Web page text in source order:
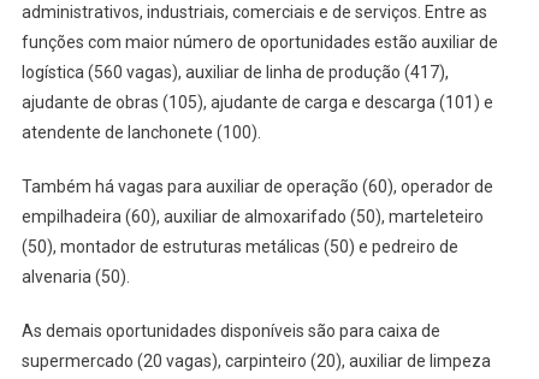
administrativos, industriais, comerciais e de serviços. Entre as
funções com maior número de oportunidades estão auxiliar de
logística (560 vagas), auxiliar de linha de produção (417),
ajudante de obras (105), ajudante de carga e descarga (101) e
atendente de lanchonete (100).
Também há vagas para auxiliar de operação (60), operador de
empilhadeira (60), auxiliar de almoxarifado (50), marteleteiro
(50), montador de estruturas metálicas (50) e pedreiro de
alvenaria (50).
As demais oportunidades disponíveis são para caixa de
supermercado (20 vagas), carpinteiro (20), auxiliar de limpeza